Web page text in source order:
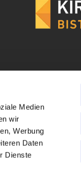
Medien
wir
Werbung
Daten
Dienste